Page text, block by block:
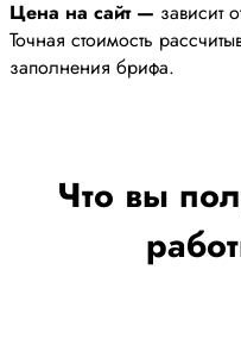
Цена на сайт — зависит
Точная стоимость
заполнения брифа.
Что вы